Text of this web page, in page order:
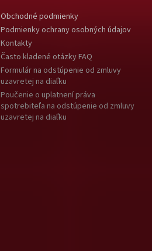
Obchodné podmienky
Podmienky ochrany osobných údajov
Kontakty
Často kladené otázky FAQ
Formulár na odstúpenie od zmluvy
uzavretej na diaľku
Poučenie o uplatnení práva
spotrebiteľa na odstúpenie od zmluvy
uzavretej na diaľku